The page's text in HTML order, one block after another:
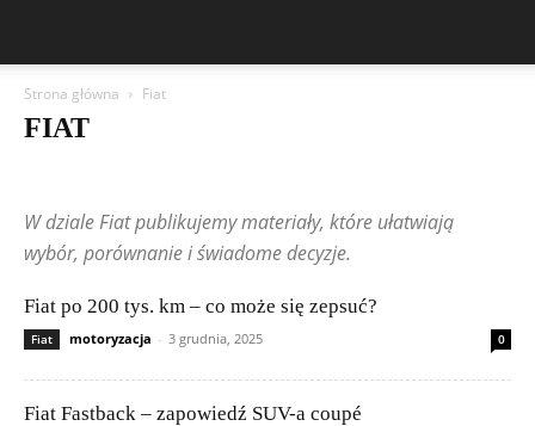
Strona główna Fiat
FIAT
Ford
Geely Honda Hyundai Jeep Kia
Lamborghini
Lexus
Maserati Mazda Mercedes-Benz
Peugeot
Rolls-Royce
Suzuki
Toyota Volkswagen (VW) Volvo
W dziale Fiat publikujemy materiały, które ułatwiają
wybór, porównanie i świadome decyzje.
Fiat po 200 tys. km – co może się zepsuć?
Fiat motoryzacja - 3 grudnia, 2025 0
Fiat Fastback – zapowiedź SUV-a coupé